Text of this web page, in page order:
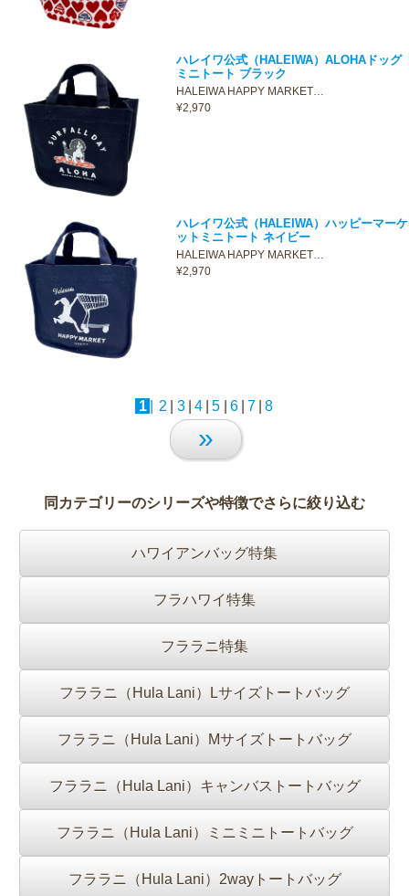
ハレイワ公式（HALEIWA）ALOHAドッグ
ミニトート ブラック
HALEIWA HAPPY MARKET…
¥2,970
ハレイワ公式（HALEIWA）ハッピーマーケ
ットミニトート ネイビー
HALEIWA HAPPY MARKET…
¥2,970
1 2 3 4 5 6 7 8
»
同カテゴリーのシリーズや特徴でさらに絞り込む
ハワイアンバッグ特集
フラハワイ特集
フララニ特集
フララニ（Hula Lani）Lサイズトートバッグ
フララニ（Hula Lani）Mサイズトートバッグ
フララニ（Hula Lani）キャンバストートバッグ
フララニ（Hula Lani）ミニミニトートバッグ
フララニ（Hula Lani）2wayトートバッグ